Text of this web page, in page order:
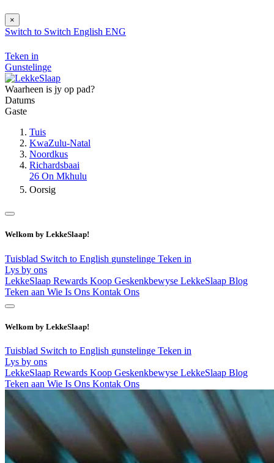
×
Switch to Switch English ENG
Teken in
Gunstelinge
Waarheen is jy op pad?
Datums
Gaste
Tuis
KwaZulu-Natal
Noordkus
Richardsbaai
26 On Mkhulu
Oorsig
Welkom by LekkeSlaap!
Tuisblad Switch to English gunstelinge Teken in
Lys by ons
LekkeSlaap Rewards Koop Geskenkbewyse LekkeSlaap Blog
Teken aan Wie Is Ons Kontak Ons
Welkom by LekkeSlaap!
Tuisblad Switch to English gunstelinge Teken in
Lys by ons
LekkeSlaap Rewards Koop Geskenkbewyse LekkeSlaap Blog
Teken aan Wie Is Ons Kontak Ons